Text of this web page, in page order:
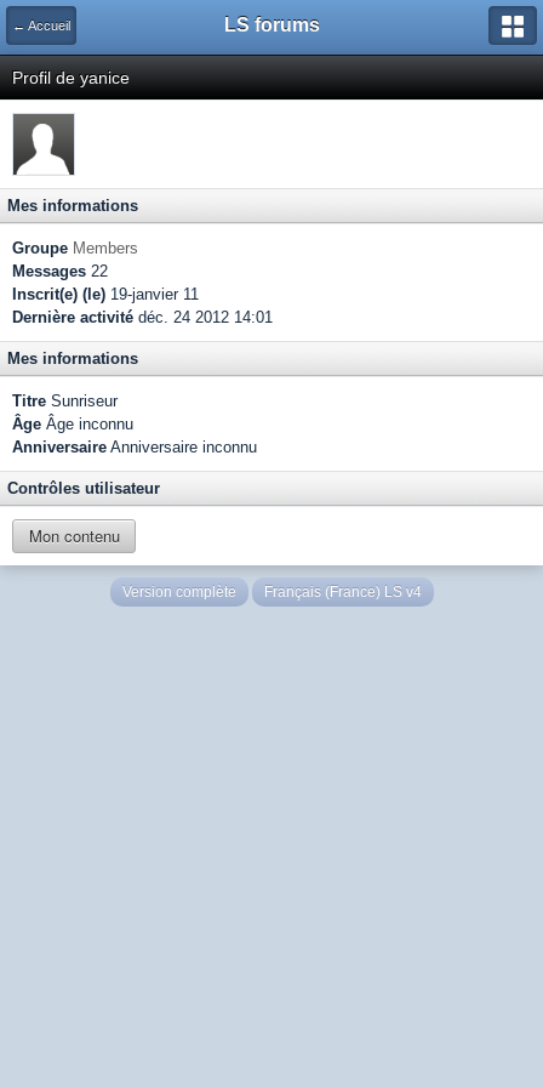
← Accueil LS forums
Profil de yanice
Mes informations
Groupe Members
Messages 22
Inscrit(e) (le) 19-janvier 11
Dernière activité déc. 24 2012 14:01
Mes informations
Titre Sunriseur
Âge Âge inconnu
Anniversaire Anniversaire inconnu
Contrôles utilisateur
Mon contenu
Version complète Français (France) LS v4